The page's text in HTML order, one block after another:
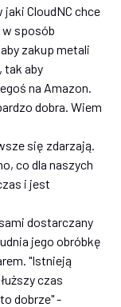
CloudNC chce
sposób
zakup metali
tak aby
na Amazon.
dobra. Wiem
się zdarzają.
co dla naszych
i jest
dostarczany
jego obróbkę
"Istnieją
czas
dobrze" -